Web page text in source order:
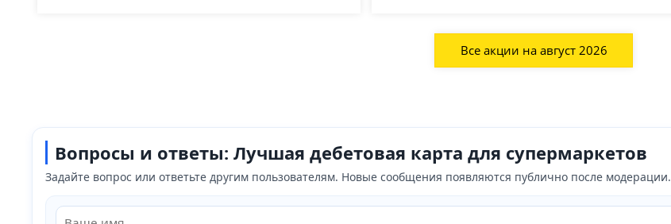
Все акции на август 2026
Вопросы и ответы: Лучшая дебетовая карта для супермаркетов
Задайте вопрос или ответьте другим пользователям. Новые сообщения появляются публично после модерации.